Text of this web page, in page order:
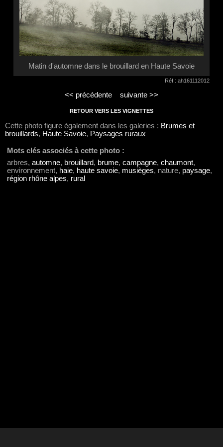
Matin d'automne dans le brouillard en Haute Savoie
Réf : ah161112012
<< précédente suivante >>
RETOUR VERS LES VIGNETTES
Cette photo figure également dans les galeries : Brumes et
brouillards, Haute Savoie, Paysages ruraux
Mots clés associés à cette photo :
arbres, automne, brouillard, brume, campagne, chaumont,
environnement, haie, haute savoie, musièges, nature, paysage,
région rhône alpes, rural